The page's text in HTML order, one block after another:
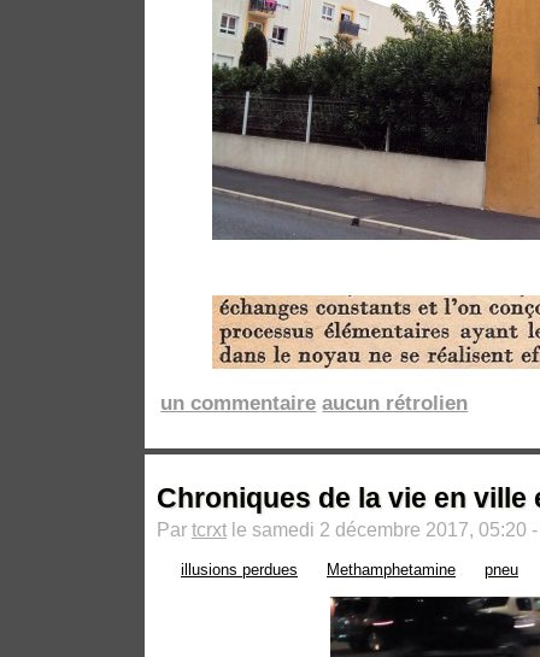
un commentaire aucun rétrolien
Chroniques de la vie en ville
Par tcrxt le samedi 2 décembre 2017, 05:20
illusions perdues Methamphetamine pneu